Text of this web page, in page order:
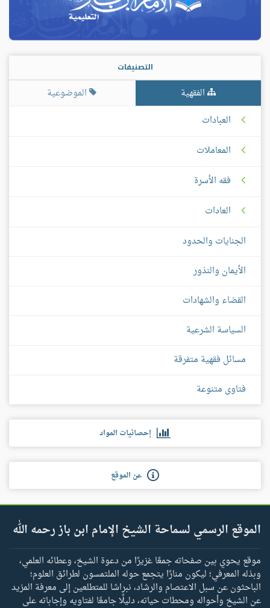
التصنيفات
الفقهية
الموضوعية
العبادات
المعاملات
فقه الأسرة
العادات
الجنايات والحدود
الأيمان والنذور
القضاء والشهادات
السياسة الشرعية
مسائل فقهية متفرقة
فتاوى متنوعة
إحصائيات المواد
عن الموقع
الموقع الرسمي لسماحة الشيخ الإمام ابن باز رحمه الله
موقع يحوي بين صفحاته جمعًا غزيرًا من دعوة الشيخ، وعطائه العلمي،
وبذله المعرفي؛ ليكون منارًا يتجمع حوله الملتمسون لطرائق العلوم؛
الباحثون عن سبل الاعتصام والرشاد، نبراسًا للمتطلعين إلى معرفة المزيد
عن الشيخ وأحواله ومحطات حياته، دليلًا جامعًا لفتاويه وإجاباته على